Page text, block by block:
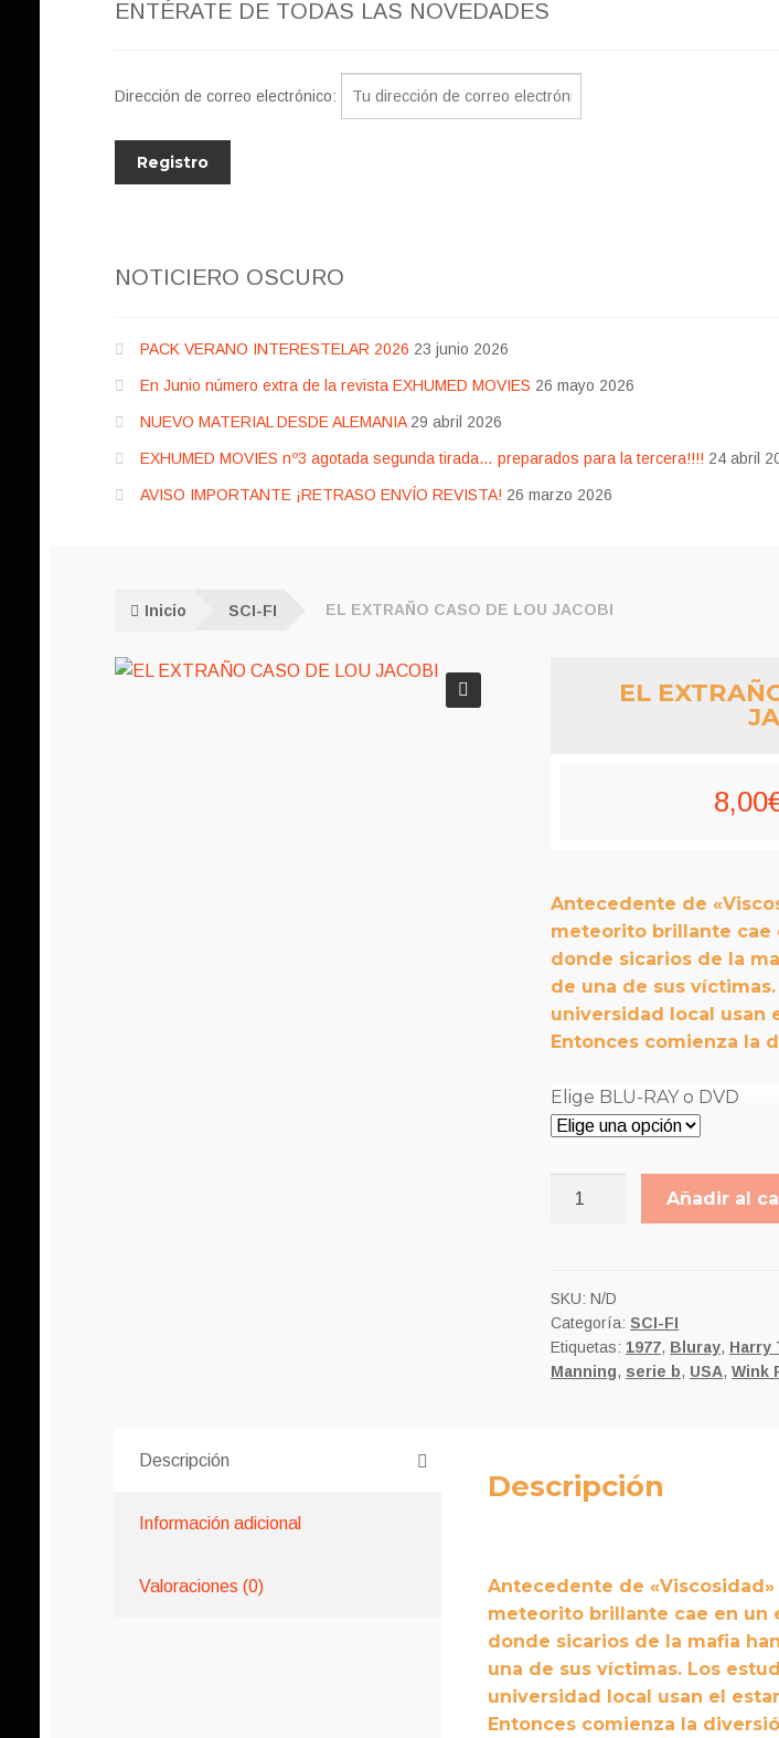
ENTÉRATE DE TODAS LAS NOVEDADES
Dirección de correo electrónico:
NOTICIERO OSCURO
PACK VERANO INTERESTELAR 2026 23 junio 2026
En Junio número extra de la revista EXHUMED MOVIES 26 mayo 2026
NUEVO MATERIAL DESDE ALEMANIA 29 abril 2026
EXHUMED MOVIES nº3 agotada segunda tirada… preparados para la tercera!!!! 24 abril
AVISO IMPORTANTE ¡RETRASO ENVÍO REVISTA! 26 marzo 2026
Inicio SCI-FI EL EXTRAÑO CASO DE LOU JACOBI
EL
8,00
Antecedente de
meteorito brillante cae
donde sicarios de la
de una de sus
universidad local usan
Entonces comienza la
Elige BLU-RAY o DVD
LOU
JACOBI
cantidad
Añadir al
SKU:N/D
Categoría:SCI-FI
Etiquetas: 1977, Bluray, Harry
Manning, serie b, USA,Wink
Descripción
Información adicional
Valoraciones (0)
Descripción
Antecedente de «Viscosidad»
meteorito brillante cae en un
donde sicarios de la mafia
una de sus víctimas. Los
universidad local usan el
Entonces comienza la